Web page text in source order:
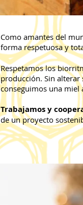
Como amantes del
forma respetuosa y
Respetamos los
producción. Sin
conseguimos una miel
Trabajamos y
de un proyecto